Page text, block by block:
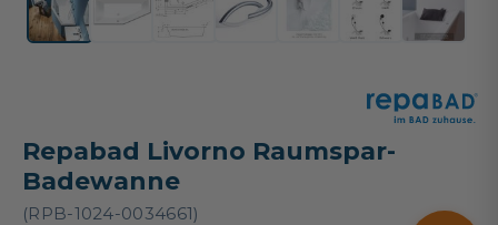
Repabad Livorno Raumspar-
Badewanne
(RPB-1024-0034661)